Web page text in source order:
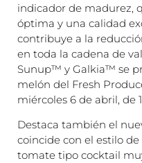
indicador de madurez,
óptima y una calidad
contribuye a la
en toda la cadena de
Sunup™ y Galkia™ se
melón del Fresh
miércoles 6 de abril, de
Destaca también el
coincide con el estilo
tomate tipo cocktail